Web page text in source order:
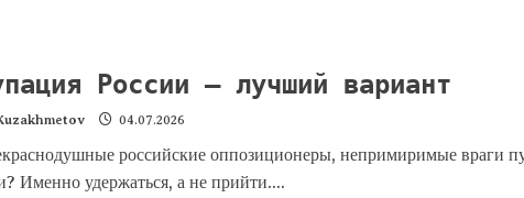
России — лучший вариант
04.07.2026
российские оппозиционеры, непримиримые враги
Именно удержаться, а не прийти....